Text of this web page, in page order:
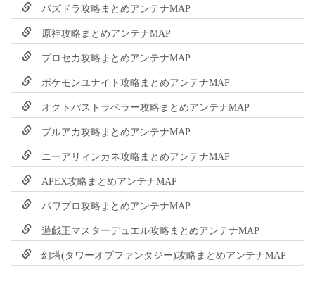
パズドラ攻略まとめアンテナMAP
原神攻略まとめアンテナMAP
プロセカ攻略まとめアンテナMAP
ポケモンユナイト攻略まとめアンテナMAP
オクトパストラベラー攻略まとめアンテナMAP
ブルアカ攻略まとめアンテナMAP
ニーアリィンカネ攻略まとめアンテナMAP
APEX攻略まとめアンテナMAP
パワプロ攻略まとめアンテナMAP
遊戯王マスターデュエル攻略まとめアンテナMAP
幻塔(タワーオブファンタジー)攻略まとめアンテナMAP